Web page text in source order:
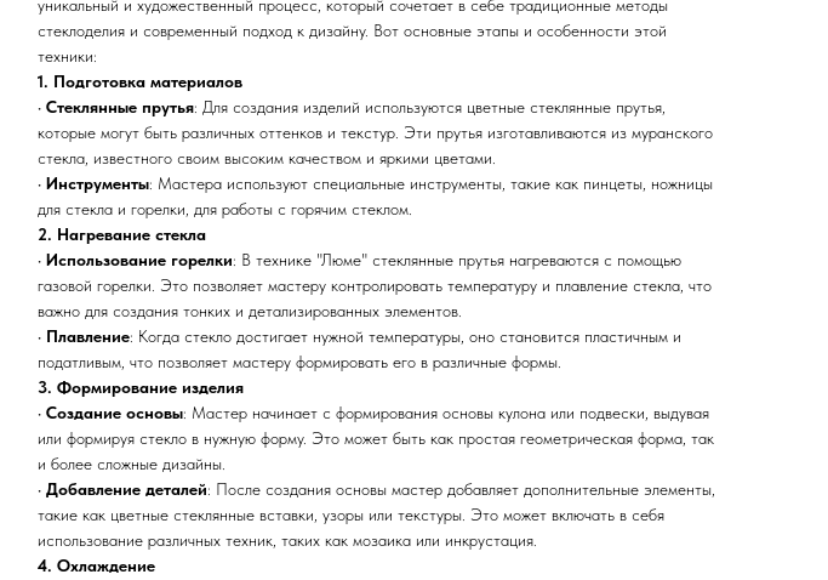
уникальный и художественный процесс, который сочетает в себе традиционные методы
стеклоделия и современный подход к дизайну. Вот основные этапы и особенности этой
техники:
1. Подготовка материалов
• Стеклянные прутья: Для создания изделий используются цветные стеклянные прутья,
которые могут быть различных оттенков и текстур. Эти прутья изготавливаются из муранского
стекла, известного своим высоким качеством и яркими цветами.
• Инструменты: Мастера используют специальные инструменты, такие как пинцеты, ножницы
для стекла и горелки, для работы с горячим стеклом.
2. Нагревание стекла
• Использование горелки: В технике "Люме" стеклянные прутья нагреваются с помощью
газовой горелки. Это позволяет мастеру контролировать температуру и плавление стекла, что
важно для создания тонких и детализированных элементов.
• Плавление: Когда стекло достигает нужной температуры, оно становится пластичным и
податливым, что позволяет мастеру формировать его в различные формы.
3. Формирование изделия
• Создание основы: Мастер начинает с формирования основы кулона или подвески, выдувая
или формируя стекло в нужную форму. Это может быть как простая геометрическая форма, так
и более сложные дизайны.
• Добавление деталей: После создания основы мастер добавляет дополнительные элементы,
такие как цветные стеклянные вставки, узоры или текстуры. Это может включать в себя
использование различных техник, таких как мозаика или инкрустация.
4. Охлаждение